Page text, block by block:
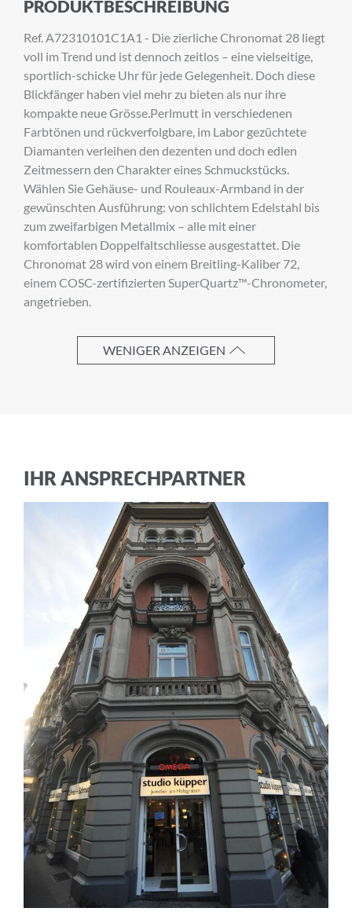
PRODUKTBESCHREIBUNG
Ref. A72310101C1A1 - Die zierliche Chronomat 28 liegt
voll im Trend und ist dennoch zeitlos – eine vielseitige,
sportlich-schicke Uhr für jede Gelegenheit. Doch diese
Blickfänger haben viel mehr zu bieten als nur ihre
kompakte neue Grösse.Perlmutt in verschiedenen
Farbtönen und rückverfolgbare, im Labor gezüchtete
Diamanten verleihen den dezenten und doch edlen
Zeitmessern den Charakter eines Schmuckstücks.
Wählen Sie Gehäuse- und Rouleaux-Armband in der
gewünschten Ausführung: von schlichtem Edelstahl bis
zum zweifarbigen Metallmix – alle mit einer
komfortablen Doppelfaltschliesse ausgestattet. Die
Chronomat 28 wird von einem Breitling-Kaliber 72,
einem COSC-zertifizierten SuperQuartz™-Chronometer,
angetrieben.
WENIGER ANZEIGEN
IHR ANSPRECHPARTNER
Anrede
Vorname
Nachname
E-Mail-Adresse
ABBRECHEN
ANMELDEN